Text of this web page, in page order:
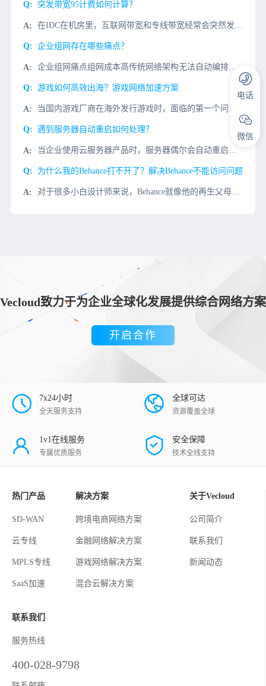
突发带宽95计费如何计算？
在IDC在机房里，互联网带宽和专线带宽经常会突然发生95计费突发带宽95计费怎么算？95计费（95th Percentile charging）95计费是根据每5分钟统计一次结算时间内的流量每5分钟统
企业组网存在哪些痛点？
企业组网痛点组网成本高传统网络架构无法自动编排，广域网互联成本高、专线组网费用昂贵、硬件设备资金投入高稳定性差企业办公的关键应用稳定性差、并且应用识别能力低、受互联网波动影响大，难以支撑新技术运维困难
游戏如何高效出海？游戏网络加速方案
当国内游戏厂商在海外发行游戏时，面临的第一个问题是如何减少异地或海外接入点的访问延迟，以提高玩家的接入体验。传统的公共网络访问方式如下：1、游戏接入层、逻辑层和数据层全部集中部署到某一区域。2、全球所
遇到服务器自动重启如何处理？
当企业使用云服务器产品时，服务器偶尔会自动重启。那么，服务器自动重启的原因是什么呢？如何处理服务器自动重启？在这种情况下，小编总结了可以采取的方法和步骤，仅供参考1.建议先检查服务器的安全性，检查是否
为什么我的Behance打不开了？解决Behance不能访问问题
对于很多小白设计师来说，Behance就像他的再生父母，给予他不断的灵感和帮助。但是，最近Behance居然不能访问了？如何解决这个大麻烦？我们先了解一下为什么访问Behance慢？1、Behance
Vecloud致力于为企业全球化发展提供综合网络方案
开启合作
7x24小时
全天服务支持
全球可达
资源覆盖全球
1v1在线服务
专属优质服务
安全保障
技术全线支持
热门产品
SD-WAN
云专线
MPLS专线
SaaS加速
解决方案
跨境电商网络方案
金融网络解决方案
游戏网络解决方案
混合云解决方案
关于Vecloud
公司简介
联系我们
新闻动态
联系我们
服务热线
400-028-9798
电话
微信